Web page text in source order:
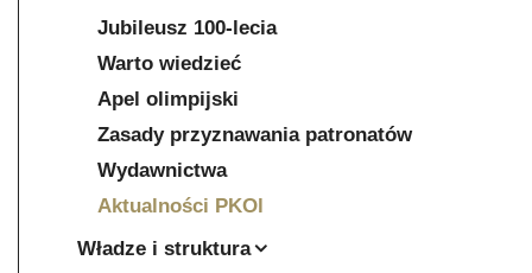
Jubileusz 100-lecia
Warto wiedzieć
Apel olimpijski
Zasady przyznawania patronatów
Wydawnictwa
Aktualności PKOl
Władze i struktura